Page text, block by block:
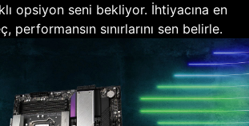
opsiyon seni bekliyor. İhtiyacına en
performansın sınırlarını sen belirle.